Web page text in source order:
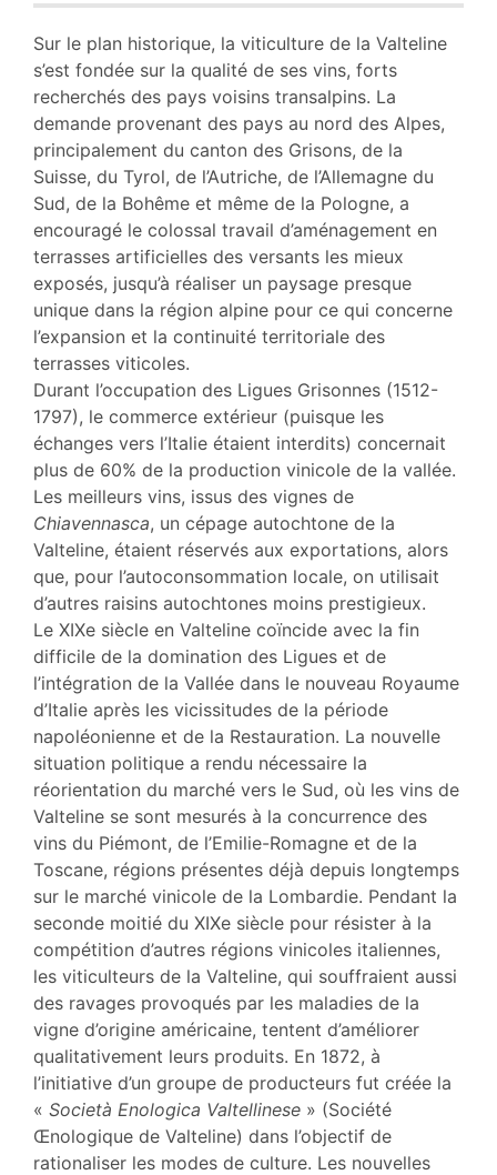
Texte
Bibliographie
Notes
Illustrations
Citer cet article
Auteur
Sur le plan historique, la viticulture de la Valteline
s’est fondée sur la qualité de ses vins, forts
recherchés des pays voisins transalpins. La
demande provenant des pays au nord des Alpes,
principalement du canton des Grisons, de la
Suisse, du Tyrol, de l’Autriche, de l’Allemagne du
Sud, de la Bohême et même de la Pologne, a
encouragé le colossal travail d’aménagement en
terrasses artificielles des versants les mieux
exposés, jusqu’à réaliser un paysage presque
unique dans la région alpine pour ce qui concerne
l’expansion et la continuité territoriale des
terrasses viticoles.
Durant l’occupation des Ligues Grisonnes (1512-
1797), le commerce extérieur (puisque les
échanges vers l’Italie étaient interdits) concernait
plus de 60% de la production vinicole de la vallée.
Les meilleurs vins, issus des vignes de
Chiavennasca, un cépage autochtone de la
Valteline, étaient réservés aux exportations, alors
que, pour l’autoconsommation locale, on utilisait
d’autres raisins autochtones moins prestigieux.
Le XIXe siècle en Valteline coïncide avec la fin
difficile de la domination des Ligues et de
l’intégration de la Vallée dans le nouveau Royaume
d’Italie après les vicissitudes de la période
napoléonienne et de la Restauration. La nouvelle
situation politique a rendu nécessaire la
réorientation du marché vers le Sud, où les vins de
Valteline se sont mesurés à la concurrence des
vins du Piémont, de l’Emilie-Romagne et de la
Toscane, régions présentes déjà depuis longtemps
sur le marché vinicole de la Lombardie. Pendant la
seconde moitié du XIXe siècle pour résister à la
compétition d’autres régions vinicoles italiennes,
les viticulteurs de la Valteline, qui souffraient aussi
des ravages provoqués par les maladies de la
vigne d’origine américaine, tentent d’améliorer
qualitativement leurs produits. En 1872, à
l’initiative d’un groupe de producteurs fut créée la
« Società Enologica Valtellinese » (Société
Œnologique de Valteline) dans l’objectif de
rationaliser les modes de culture. Les nouvelles